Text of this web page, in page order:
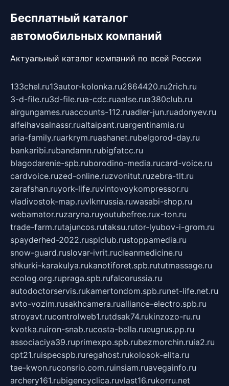
Бесплатный каталог
автомобильных компаний
Актуальный каталог компаний по всей России
133chel.ru13autor-kolonka.ru2864420.ru2rich.ru
3-d-file.ru3d-file.rua-cdc.ruaalse.rua380club.ru
airgungames.ruaccounts-112.ruadler-jun.ruadonyev.ru
alfeihavsalnassr.rualtaipant.ruargentinamia.ru
aria-family.ruarkrym.ruashanet.rubelgorod-day.ru
bankaribi.rubandamn.rubigfatcc.ru
blagodarenie-spb.ruborodino-media.rucard-voice.ru
cardvoice.ruzed-online.ruzvonitut.ruzebra-tlt.ru
zarafshan.ruyork-life.ruvintovoykompressor.ru
vladivostok-map.ruvlknrussia.ruwasabi-shop.ru
webamator.ruzaryna.ruyoutubefree.rux-ton.ru
trade-farm.rutajuncos.rutaksu.rutor-lyubov-i-grom.ru
spayderhed-2022.rusplclub.rustoppamedia.ru
snow-guard.ruslovar-ivrit.rucleanmedicine.ru
shkurki-karakulya.rukanotiforet.spb.rututmassage.ru
ecolog.org.rupraga.spb.rufalcorussia.ru
autodoctorservis.rukamertondom.spb.runet-life.net.ru
avto-vozim.rusakhcamera.rualliance-electro.spb.ru
stroyavt.rucontrolweb1.rutdsak74.rukinzozo-ru.ru
kvotka.ruiron-snab.rucosta-bella.rueugrus.pp.ru
associaciya39.ruprimexpo.spb.rubezmorchin.ruia2.ru
cpt21.ruispecspb.ruregahost.rukolosok-elita.ru
tae-kwon.ruconsrio.com.ruinsiam.ruavegainfo.ru
archery161.rubigencyclica.ruvlast16.rukorru.net